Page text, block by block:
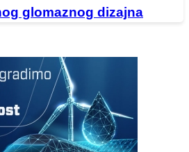
glomaznog dizajna